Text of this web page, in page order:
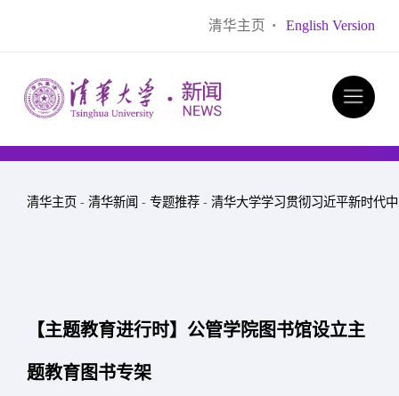
清华主页 · English Version
清华主页 - 清华新闻 - 专题推荐 - 清华大学学习贯彻习近平新时代
【主题教育进行时】公管学院图书馆设立主
题教育图书专架